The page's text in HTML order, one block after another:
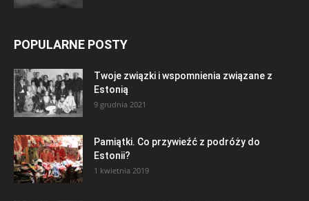
POPULARNE POSTY
Twoje związki i wspomnienia związane z
Estonią
9 grudnia 2021
Pamiątki. Co przywieźć z podróży do
Estonii?
1 kwietnia 2019